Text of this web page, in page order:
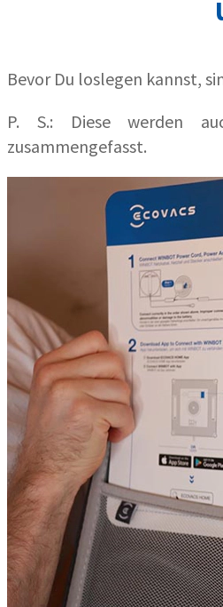
Bevor Du loslegen kannst,
P. S.: Diese werden
zusammengefasst.